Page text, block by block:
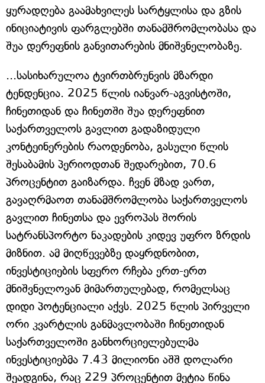
ყურადღება გაამახვილეს სარტყლისა და გზის
ინიციატივის ფარგლებში თანამშრომლობასა და
შუა დერეფნის განვითარების მნიშვნელობაზე.
...სასიხარულოა ტვირთბრუნვის მზარდი
ტენდენცია. 2025 წლის იანვარ-აგვისტოში,
ჩინეთიდან და ჩინეთში შუა დერეფნით
საქართველოს გავლით გადაზიდული
კონტეინერების რაოდენობა, გასული წლის
შესაბამის პერიოდთან შედარებით, 70.6
პროცენტით გაიზარდა. ჩვენ მზად ვართ,
გავაღრმაოთ თანამშრომლობა საქართველოს
გავლით ჩინეთსა და ევროპას შორის
სატრანსპორტო ნაკადების კიდევ უფრო ზრდის
მიზნით. ამ მიღწევებზე დაყრდნობით,
ინვესტიციების სფერო რჩება ერთ-ერთ
მნიშვნელოვან მიმართულებად, რომელსაც
დიდი პოტენციალი აქვს. 2025 წლის პირველი
ორი კვარტლის განმავლობაში ჩინეთიდან
საქართველოში განხორციელებულმა
ინვესტიციებმა 7.43 მილიონი აშშ დოლარი
შეადგინა, რაც 229 პროცენტით მეტია წინა